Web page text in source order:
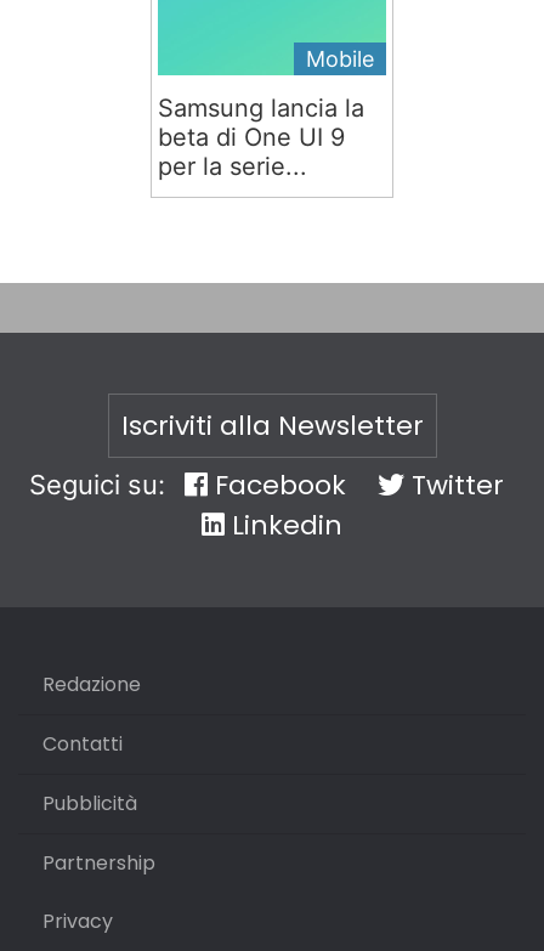
Mobile
Samsung lancia la
beta di One UI 9
per la serie...
Iscriviti alla Newsletter
Seguici su: Facebook
Twitter
Linkedin
Redazione
Contatti
Pubblicità
Partnership
Privacy